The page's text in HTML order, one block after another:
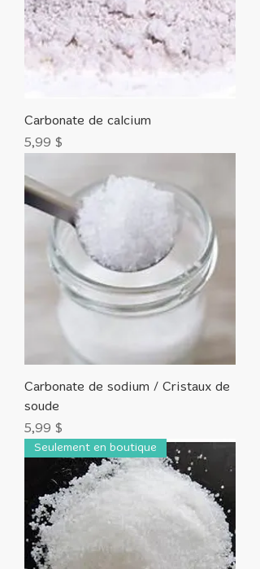
Carbonate de calcium
Prix
5,99 $
Carbonate de sodium / Cristaux de
soude
Prix
5,99 $
Seulement en boutique